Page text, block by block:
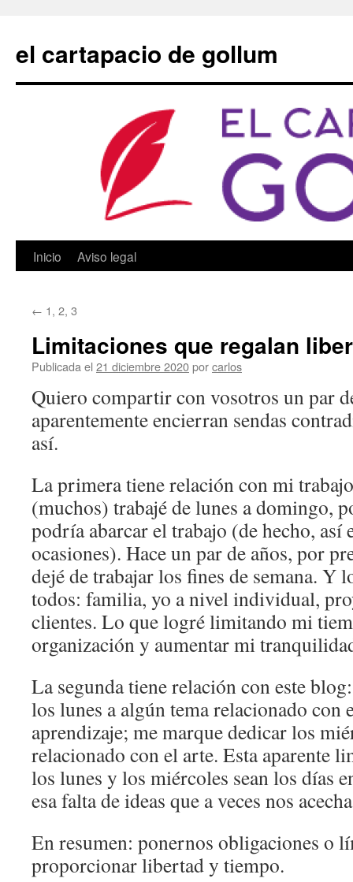
contenido
el cartapacio de gollum
Inicio Aviso legal
← 1, 2, 3
Limitaciones que regalan
Publicada el 21 diciembre 2020porcarlos
Quiero compartir con vosotros un par
aparentemente encierran sendas
así.
La primera tiene relación con mi
(muchos) trabajé de lunes a domingo,
podría abarcar el trabajo (de hecho, así
ocasiones). Hace un par de años, por
dejé de trabajar los fines de semana. Y
todos: familia, yo a nivel individual,
clientes. Lo que logré limitando mi
organización y aumentar mi
La segunda tiene relación con este
los lunes a algún tema relacionado con
aprendizaje; me marque dedicar los
relacionado con el arte. Esta aparente
los lunes y los miércoles sean los días
esa falta de ideas que a veces nos
En resumen: ponernos obligaciones o
proporcionar libertad y tiempo.